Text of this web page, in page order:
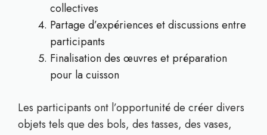
collectives
Partage d’expériences et discussions entre
participants
Finalisation des œuvres et préparation
pour la cuisson
Les participants ont l’opportunité de créer divers
objets tels que des bols, des tasses, des vases,